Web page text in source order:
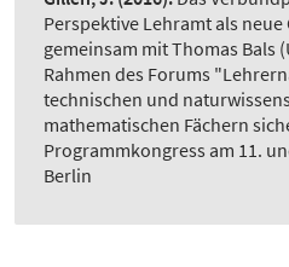
Perspektive Lehramt als neue
gemeinsam mit Thomas Bals
Rahmen des Forums
technischen und
mathematischen Fächern
Programmkongress am 11.
Berlin